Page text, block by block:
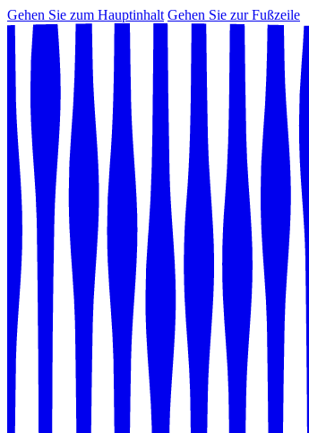
Gehen Sie zum Hauptinhalt Gehen Sie zur Fußzeile